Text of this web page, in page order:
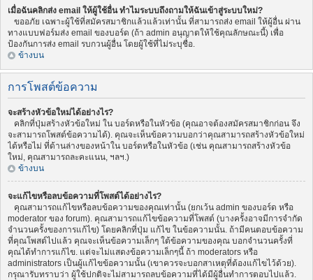
เมื่อฉันคลิกส่ง email ให้ผู้ใช้อื่น ทำไมระบบถึงถามให้ฉันเข้าสู่ระบบใหม่?
ขออภัย เฉพาะผู้ใช้ที่สมัครสมาชิกแล้วแล้วเท่านั้น ที่สามารถส่ง email ให้ผู้อื่น ผ่าน
ทางแบบฟอร์มส่ง email ของบอร์ด (ถ้า admin อนุญาตให้ใช้คุณลักษณะนี้) เพื่อ
ป้องกันการส่ง email รบกวนผู้อื่น โดยผู้ใช้ที่ไม่ระบุชื่อ.
ข้างบน
การโพสต์ข้อความ
จะสร้างหัวข้อใหม่ได้อย่างไร?
คลิกที่ปุ่มสร้างหัวข้อใหม่ ใน บอร์ดหรือในหัวข้อ (คุณอาจต้องสมัครสมาชิกก่อน จึง
จะสามารถโพสต์ข้อความได้). คุณจะเห็นข้อความบอกว่าคุณสามารถสร้างหัวข้อใหม่
ได้หรือไม่ ที่ด้านล่างของหน้าใน บอร์ดหรือในหัวข้อ (เช่น คุณสามารถสร้างหัวข้อ
ใหม่, คุณสามารถละคะแนน, ฯลฯ.)
ข้างบน
จะแก้ไขหรือลบข้อความที่โพสต์ได้อย่างไร?
คุณสามารถแก้ไขหรือลบข้อความของคุณเท่านั้น (ยกเว้น admin ของบอร์ด หรือ
moderator ของ forum). คุณสามารถแก้ไขข้อความที่โพสต์ (บางครั้งอาจมีการจำกัด
จำนวนครั้งของการแก้ไข) โดยคลิกที่ปุ่ม แก้ไข ในข้อความนั้น. ถ้ามีคนตอบข้อความ
ที่คุณโพสต์ไปแล้ว คุณจะเห็นข้อความเล็กๆ ใต้ข้อความของคุณ บอกจำนวนครั้งที่
คุณได้ทำการแก้ไข. แต่จะไม่แสดงข้อความเล็กๆนี้ ถ้า moderators หรือ
administrators เป็นผู้แก้ไขข้อความนั้น (เขาควรจะบอกสาเหตุที่ต้องแก้ไขไว้ด้วย).
กรุณารับทราบว่า ผู้ใช้ปกติจะไม่สามารถลบข้อความที่ได้มีผู้อื่นทำการตอบไปแล้ว.